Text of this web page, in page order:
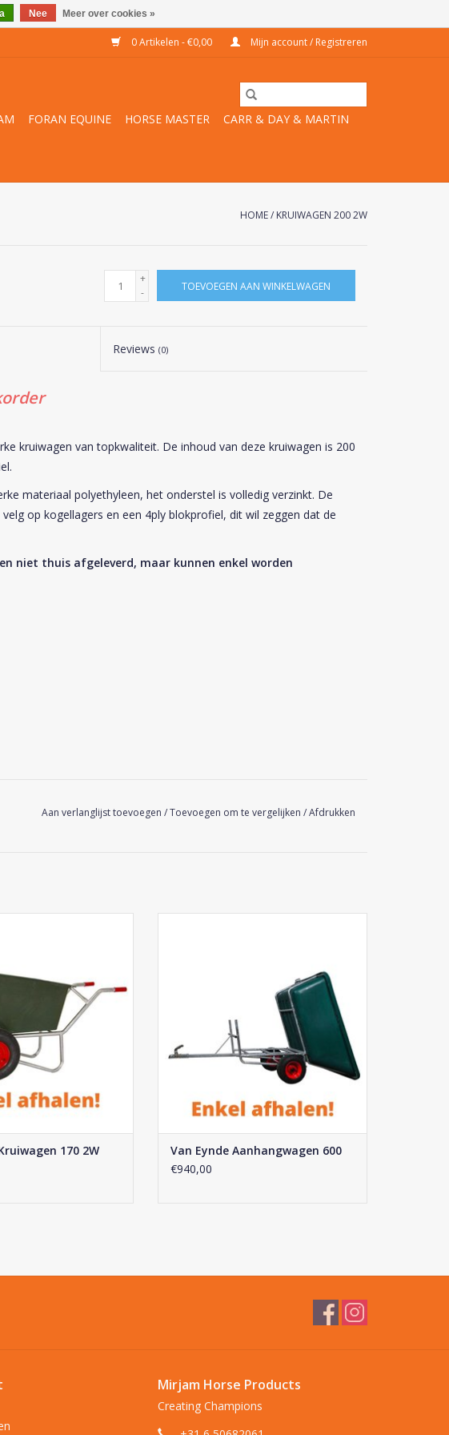
0 Artikelen - €0,00 Mijn account / Registreren
FORAN EQUINE HORSE MASTER
CARR & DAY & MARTIN
HOME/ KRUIWAGEN 200 2W
+
-
TOEVOEGEN AAN WINKELWAGEN
Reviews(0)
kruiwagen van topkwaliteit. De inhoud van deze kruiwagen is 200
materiaal polyethyleen, het onderstel is volledig verzinkt. De
op kogellagers en een 4ply blokprofiel, dit wil zeggen dat de
niet thuis afgeleverd, maar kunnen enkel worden
Aan verlanglijst toevoegen /Toevoegen om te vergelijken /Afdrukken
170 2W
Van Eynde Aanhangwagen 600
€940,00
Mirjam Horse Products
Creating Champions
Nee Meer over cookies »